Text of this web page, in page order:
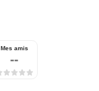
Mes amis
--